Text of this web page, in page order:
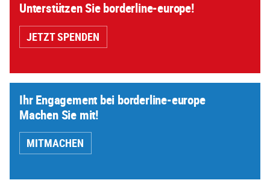
Unterstützen Sie borderline-europe!
JETZT SPENDEN
Ihr Engagement bei borderline-europe
Machen Sie mit!
MITMACHEN